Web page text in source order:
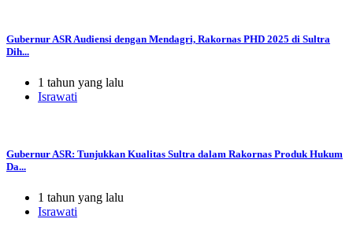
Gubernur ASR Audiensi dengan Mendagri, Rakornas PHD 2025 di Sultra
Dih...
1 tahun yang lalu
Israwati
Gubernur ASR: Tunjukkan Kualitas Sultra dalam Rakornas Produk Hukum
Da...
1 tahun yang lalu
Israwati